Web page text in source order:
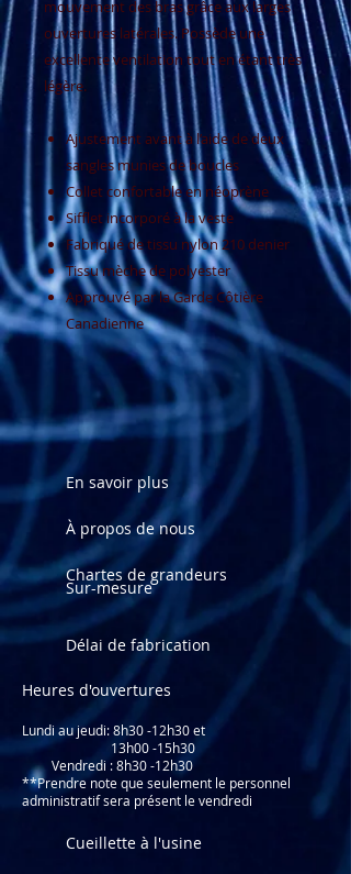
mouvement des bras grâce aux larges
ouvertures latérales. Possède une
excellente ventilation tout en étant très
légère.
Ajustement avant à l’aide de deux
sangles munies de boucles
Collet confortable en néoprène
Sifflet incorporé à la veste
Fabriqué de tissu nylon 210 denier
Tissu mèche de polyester
Approuvé par la Garde Côtière
Canadienne
En savoir plus
À propos de nous
Chartes de grandeurs
Sur-mesure
Délai de fabrication
Heures d'ouvertures
Lundi au jeudi: 8h30 -12h30 et
13h00 -15h30
Vendredi : 8h30 -12h30
**Prendre note que seulement le personnel
administratif sera présent le vendredi
Cueillette à l'usine